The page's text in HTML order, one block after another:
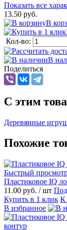
Показать все
13.50 руб.
В
Кол-во:
В
Поделиться
C этим
Деревянные
Похожие
Быстрый
Пластиковое IQ
11.00 руб. / шт
Купить в 1 клик К
В избранное